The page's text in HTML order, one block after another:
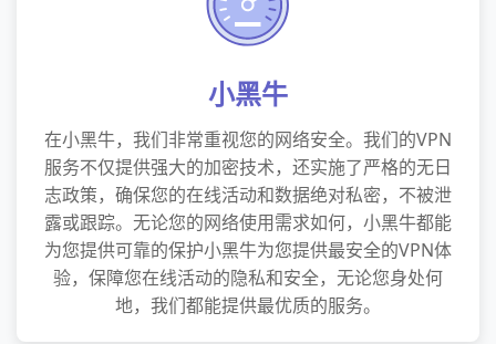
小黑牛
在小黑牛，我们非常重视您的网络安全。我们的VPN
服务不仅提供强大的加密技术，还实施了严格的无日
志政策，确保您的在线活动和数据绝对私密，不被泄
露或跟踪。无论您的网络使用需求如何，小黑牛都能
为您提供可靠的保护小黑牛为您提供最安全的VPN体
验，保障您在线活动的隐私和安全，无论您身处何
地，我们都能提供最优质的服务。